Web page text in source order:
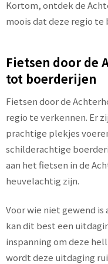
Kortom, ontdek de
moois dat deze regio te
Fietsen door de
tot boerderijen
Fietsen door de
regio te verkennen. Er
prachtige plekjes
schilderachtige
aan het fietsen in de
heuvelachtig zijn.
Voor wie niet gewend
kan dit best een
inspanning om deze
wordt deze uitdaging